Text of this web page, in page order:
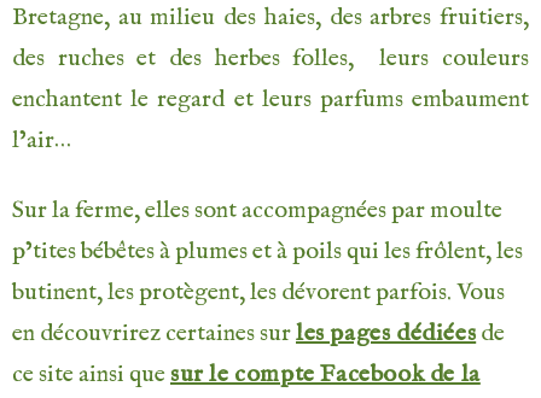
Bretagne, au milieu des haies, des arbres fruitiers,
des ruches et des herbes folles, leurs couleurs
enchantent le regard et leurs parfums embaument
l’air…
Sur la ferme, elles sont accompagnées par moulte
p’tites bébêtes à plumes et à poils qui les frôlent, les
butinent, les protègent, les dévorent parfois. Vous
en découvrirez certaines surles pages dédiées de
ce site ainsi quesur le compte Facebook de la